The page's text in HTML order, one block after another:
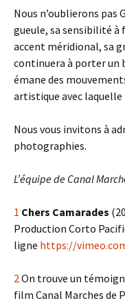
Nous n’oublierons pas
gueule, sa sensibilité à
accent méridional, sa
continuera à porter un
émane des
artistique avec
Nous vous invitons à
photographies.
L’équipe de Canal
1 Chers Camarades
Production Corto
ligne https://
2On trouve un
film Canal Marches de